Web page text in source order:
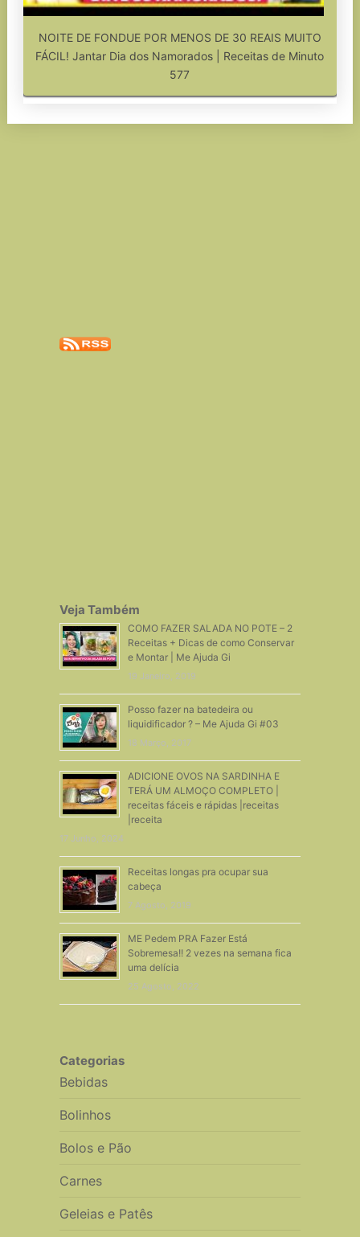
NOITE DE FONDUE POR MENOS DE 30 REAIS MUITO
FÁCIL! Jantar Dia dos Namorados | Receitas de Minuto
577
Veja Também
COMO FAZER SALADA NO POTE – 2
Receitas + Dicas de como Conservar
e Montar | Me Ajuda Gi
19 Janeiro, 2019
Posso fazer na batedeira ou
liquidificador ? – Me Ajuda Gi #03
18 Março, 2017
ADICIONE OVOS NA SARDINHA E
TERÁ UM ALMOÇO COMPLETO |
receitas fáceis e rápidas |receitas
|receita
17 Junho, 2024
Receitas longas pra ocupar sua
cabeça
7 Agosto, 2019
ME Pedem PRA Fazer Está
Sobremesa!! 2 vezes na semana fica
uma delícia
25 Agosto, 2022
Categorias
Bebidas
Bolinhos
Bolos e Pão
Carnes
Geleias e Patês